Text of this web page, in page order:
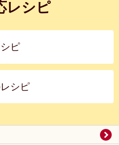
レシピ
ピ
シピ